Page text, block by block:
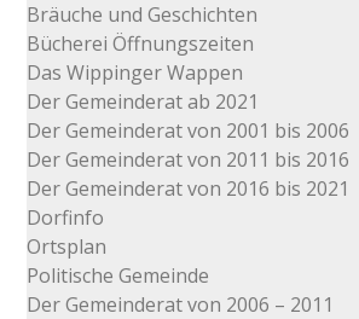
Bräuche und Geschichten
Bücherei Öffnungszeiten
Das Wippinger Wappen
Der Gemeinderat ab 2021
Der Gemeinderat von 2001 bis 2006
Der Gemeinderat von 2011 bis 2016
Der Gemeinderat von 2016 bis 2021
Dorfinfo
Ortsplan
Politische Gemeinde
Der Gemeinderat von 2006 – 2011